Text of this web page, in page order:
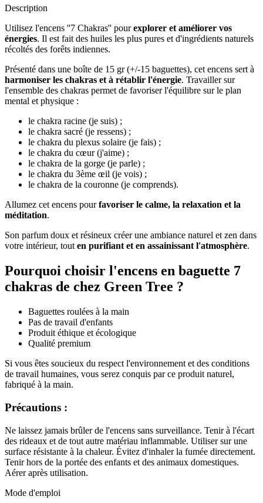
Description
Utilisez l'encens ''7 Chakras'' pourexplorer et améliorer vos
énergies. Il est fait des huiles les plus pures et d'ingrédients naturels
récoltés des forêts indiennes.
Présenté dans une boîte de 15 gr (+/-15 baguettes), cet encens sert à
harmoniser les chakras et à rétablir l'énergie. Travailler sur
l'ensemble des chakras permet de favoriser l'équilibre sur le plan
mental et physique :
le chakra racine (je suis) ;
le chakra sacré (je ressens) ;
le chakra du plexus solaire (je fais) ;
le chakra du cœur (j'aime) ;
le chakra de la gorge (je parle) ;
le chakra du 3ème œil (je vois) ;
le chakra de la couronne (je comprends).
Allumez cet encens pourfavoriser le calme, la relaxation et la
méditation.
Son parfum doux et résineux créer une ambiance naturel et zen dans
votre intérieur, tout en purifiant et en assainissant l'atmosphère.
Pourquoi choisir l'encens en baguette 7
chakras de chez Green Tree ?
Baguettes roulées à la main
Pas de travail d'enfants
Produit éthique et écologique
Qualité premium
Si vous êtes soucieux du respect l'environnement et des conditions
de travail humaines, vous serez conquis par ce produit naturel,
fabriqué à la main.
Précautions :
Ne laissez jamais brûler de l'encens sans surveillance. Tenir à l'écart
des rideaux et de tout autre matériau inflammable. Utiliser sur une
surface résistante à la chaleur. Évitez d'inhaler la fumée directement.
Tenir hors de la portée des enfants et des animaux domestiques.
Aérer après utilisation.
Mode d'emploi